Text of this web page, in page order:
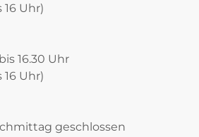
Uhr)
16.30 Uhr
Uhr)
geschlossen